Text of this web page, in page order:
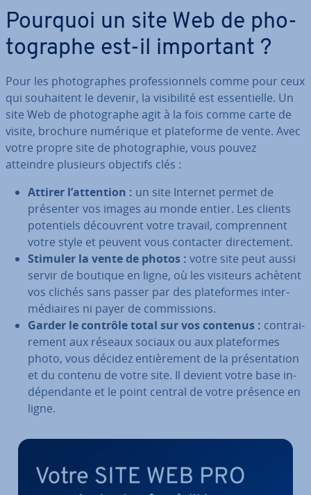
Pourquoi un site Web de pho­
to­graphe est-il important ?
Pour les pho­to­graphes pro­fes­sion­nels comme pour ceux
qui sou­hai­tent le devenir, la vi­si­bi­lité est es­sen­tielle. Un
site Web de pho­to­graphe agit à la fois comme carte de
visite, brochure numérique et pla­te­forme de vente. Avec
votre propre site de pho­to­gra­phie, vous pouvez
atteindre plusieurs objectifs clés :
Attirer l’attention : un site Internet permet de
présenter vos images au monde entier. Les clients
po­ten­tiels dé­couvrent votre travail, com­pren­nent
votre style et peuvent vous contacter di­rec­te­ment.
Stimuler la vente de photos : votre site peut aussi
servir de boutique en ligne, où les visiteurs achètent
vos clichés sans passer par des pla­te­formes in­ter­
mé­diaires ni payer de com­mis­sions.
Garder le contrôle total sur vos contenus : con­trai­
re­ment aux réseaux sociaux ou aux pla­te­formes
photo, vous décidez en­tiè­re­ment de la pré­sen­ta­tion
et du contenu de votre site. Il devient votre base in­
dé­pen­dante et le point central de votre présence en
ligne.